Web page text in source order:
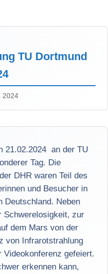
TU Dortmund
2024
21.02.2024 an der TU
Tag. Die
DHR waren Teil des
und Besucher in
Deutschland. Neben
Schwerelosigkeit, zur
dem Mars von der
von Infrarotstrahlung
Videokonferenz gefeiert.
erkennen kann,